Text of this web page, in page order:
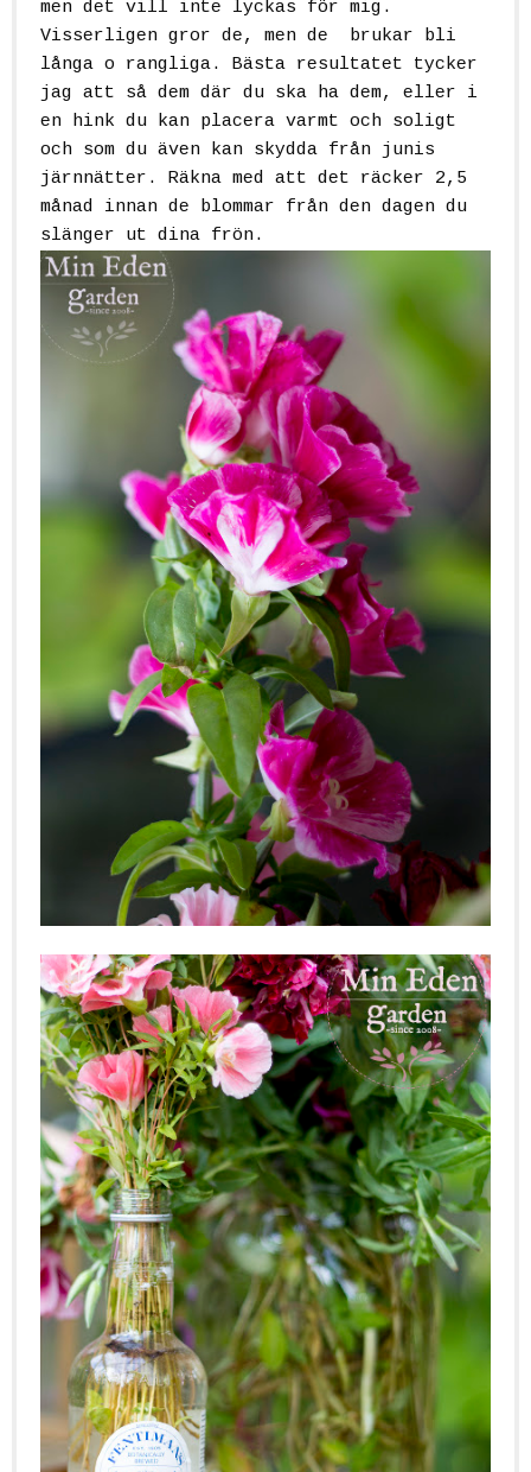
men det vill inte lyckas för mig.
Visserligen gror de, men de brukar bli
långa o rangliga. Bästa resultatet tycker
jag att så dem där du ska ha dem, eller i
en hink du kan placera varmt och soligt
och som du även kan skydda från junis
järnnätter. Räkna med att det räcker 2,5
månad innan de blommar från den dagen du
slänger ut dina frön.